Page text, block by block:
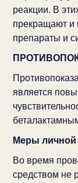
реакции. В
прекращают и
препараты и
является
Меры личной
Во время
средством не